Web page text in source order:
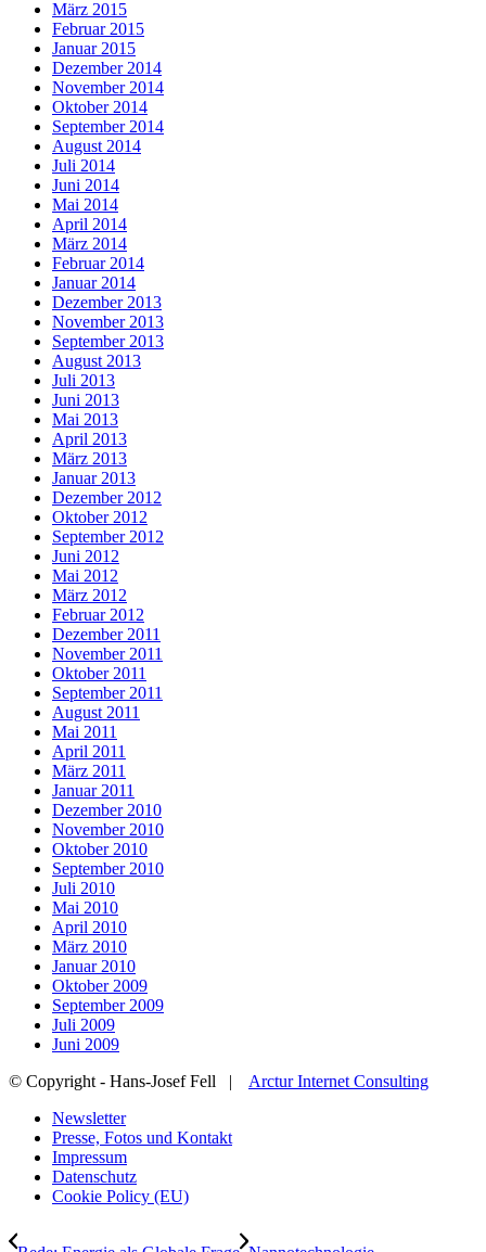
März 2015
Februar 2015
Januar 2015
Dezember 2014
November 2014
Oktober 2014
September 2014
August 2014
Juli 2014
Juni 2014
Mai 2014
April 2014
März 2014
Februar 2014
Januar 2014
Dezember 2013
November 2013
September 2013
August 2013
Juli 2013
Juni 2013
Mai 2013
April 2013
März 2013
Januar 2013
Dezember 2012
Oktober 2012
September 2012
Juni 2012
Mai 2012
März 2012
Februar 2012
Dezember 2011
November 2011
Oktober 2011
September 2011
August 2011
Mai 2011
April 2011
März 2011
Januar 2011
Dezember 2010
November 2010
Oktober 2010
September 2010
Juli 2010
Mai 2010
April 2010
März 2010
Januar 2010
Oktober 2009
September 2009
Juli 2009
Juni 2009
© Copyright - Hans-Josef Fell | Arctur Internet Consulting
Newsletter
Presse, Fotos und Kontakt
Impressum
Datenschutz
Cookie Policy (EU)